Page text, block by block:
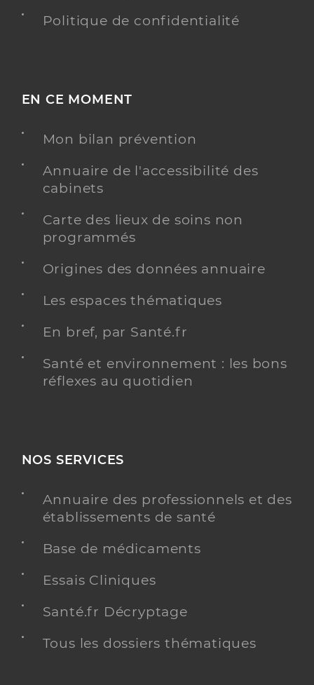
Politique de confidentialité
EN CE MOMENT
Mon bilan prévention
Annuaire de l'accessibilité des
cabinets
Carte des lieux de soins non
programmés
Origines des données annuaire
Les espaces thématiques
En bref, par Santé.fr
Santé et environnement : les bons
réflexes au quotidien
NOS SERVICES
Annuaire des professionnels et des
établissements de santé
Base de médicaments
Essais Cliniques
Santé.fr Décryptage
Tous les dossiers thématiques